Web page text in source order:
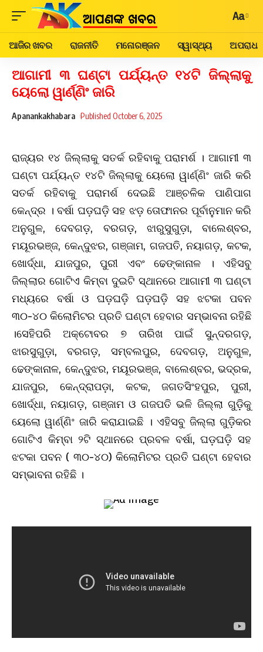
Aa
ଆଜିର ଖବର ରାଜନୀତି ମନୋରଞ୍ଜନ ସ୍ୱାସ୍ଥ୍ୟ ଅପରାଧ
ଆଗାମୀ ୩ ଘଣ୍ଟା ପର୍ଯ୍ୟନ୍ତ ୧୪ଟି ଜିଲ୍ଲାକୁ
ୟେଲୋ ୱାର୍ଣ୍ଣିଂ ଜାରି
Apanankakhabara Published October 6, 2025
ରାଜ୍ୟର ୧୪ ଜିଲ୍ଲାକୁ ସତର୍କ ରହିବାକୁ ପରାମର୍ଶ । ଆଗାମୀ ୩
ଘଣ୍ଟା ପର୍ଯ୍ୟନ୍ତ ୧୪ଟି ଜିଲ୍ଲାକୁ ୟେଲୋ ୱାର୍ଣ୍ଣିଂ ଜାରି କରି
ସତର୍କ ରହିବାକୁ ପରାମର୍ଶ ଦେଇଛି ଆଞ୍ଚଳିକ ପାଣିପାଗ
କେନ୍ଦ୍ର । ବର୍ଷା ଘଡ଼ଘଡ଼ି ସହ ଝଡ଼ ତୋଫାନର ପୂର୍ବାନୁମାନ କରି
ଅନୁଗୁଳ, ଦେବଗଡ଼, ବରଗଡ଼, ଝାରୁସୁଗୁଡ଼ା, ବାଲେଶ୍ବର,
ମୟୂରଭଞ୍ଜ, କେନ୍ଦୁଝର, ଗଞ୍ଜାମ, ଗଜପତି, ନୟାଗଡ଼, କଟକ,
ଖୋର୍ଦ୍ଧା, ଯାଜପୁର, ପୁରୀ ଏବଂ ଢେଙ୍କାନାଳ । ଏହିସବୁ
ଜିଲ୍ଲାର ଗୋଟିଏ କିମ୍ବା ଦୁଇଟି ସ୍ଥାନରେ ଆଗାମୀ ୩ ଘଣ୍ଟା
ମଧ୍ୟରେ ବର୍ଷା ଓ ଘଡ଼ଘଡ଼ି ଘଡ଼ଘଡ଼ି ସହ ଝଟକା ପବନ
୩୦-୪୦ କିଲୋମିଟର ପ୍ରତି ଘଣ୍ଟା ହେବାର ସମ୍ଭାବନା ରହିଛି
।ସେହିପରି ଅକ୍ଟୋବର ୭ ତାରିଖ ପାଇଁ ସୁନ୍ଦରଗଡ଼,
ଝାରସୁଗୁଡ଼ା, ବରଗଡ଼, ସମ୍ବଲପୁର, ଦେବଗଡ଼, ଅନୁଗୁଳ,
ଢେଙ୍କାନାଳ, କେନ୍ଦୁଝର, ମୟୂରଭଞ୍ଜ, ବାଲେଶ୍ବର, ଭଦ୍ରକ,
ଯାଜପୁର, କେନ୍ଦ୍ରାପଡ଼ା, କଟକ, ଜଗତସିଂହପୁର, ପୁରୀ,
ଖୋର୍ଦ୍ଧା, ନୟାଗଡ଼, ଗଞ୍ଜାମ ଓ ଗଜପତି ଭଳି ଜିଲ୍ଲା ଗୁଡ଼ିକୁ
ୟେଲୋ ୱାର୍ଣ୍ଣିଂ ଜାରି କରାଯାଇଛି । ଏହିସବୁ ଜିଲ୍ଲା ଗୁଡ଼ିକର
ଗୋଟିଏ କିମ୍ବା ୨ଟି ସ୍ଥାନରେ ପ୍ରବଳ ବର୍ଷା, ଘଡ଼ଘଡ଼ି ସହ
ଝଟକା ପବନ ( ୩୦-୪୦) କିଲୋମିଟର ପ୍ରତି ଘଣ୍ଟା ହେବାର
ସମ୍ଭାବନା ରହିଛି ।